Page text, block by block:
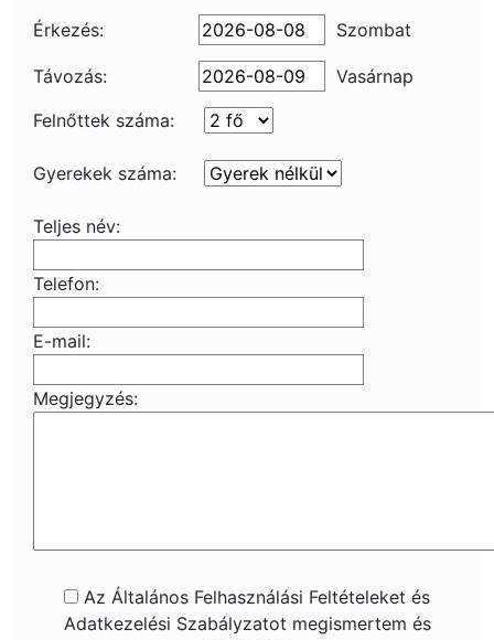
Érkezés: Szombat
Távozás:
Vasárnap
Felnőttek száma:
Gyerekek száma:
Teljes név:
Telefon:
E-mail:
Megjegyzés:
Az Általános Felhasználási Feltételeket és
Adatkezelési Szabályzatot megismertem és